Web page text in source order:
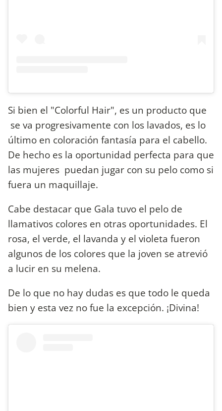
Si bien el "Colorful Hair", es un producto que
se va progresivamente con los lavados, es lo
último en coloración fantasía para el cabello.
De hecho es la oportunidad perfecta para que
las mujeres puedan jugar con su pelo como si
fuera un maquillaje.
Cabe destacar que Gala tuvo el pelo de
llamativos colores en otras oportunidades. El
rosa, el verde, el lavanda y el violeta fueron
algunos de los colores que la joven se atrevió
a lucir en su melena.
De lo que no hay dudas es que todo le queda
bien y esta vez no fue la excepción. ¡Divina!